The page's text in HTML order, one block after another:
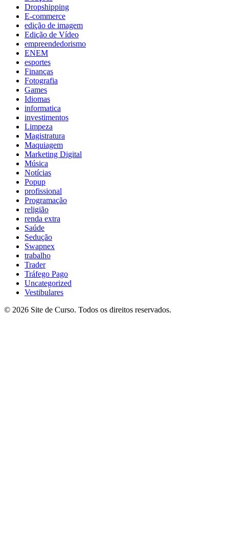
Dropshipping
E-commerce
edição de imagem
Edição de Vídeo
empreendedorismo
ENEM
esportes
Finanças
Fotografia
Games
Idiomas
informatica
investimentos
Limpeza
Magistratura
Maquiagem
Marketing Digital
Música
Notícias
Popup
profissional
Programação
religião
renda extra
Saúde
Sedução
Swapnex
trabalho
Trader
Tráfego Pago
Uncategorized
Vestibulares
© 2026 Site de Curso. Todos os direitos reservados.